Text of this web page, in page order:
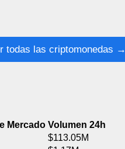
todas las criptomonedas →
Mercado Volumen 24h
$113.05M